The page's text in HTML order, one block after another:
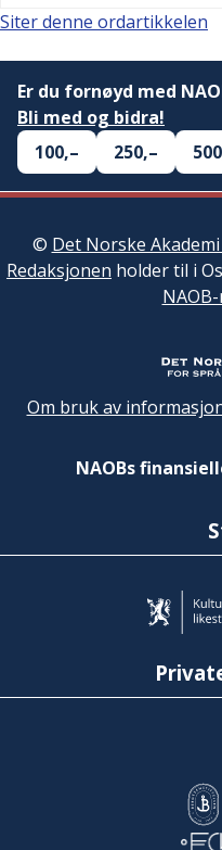
Siter denne ordartikkelen
Er du fornøyd med
Bli med og bidra!
100,–
250,–
© Det Norske
Redaksjonen holder til i
Om bruk av
NAOBs